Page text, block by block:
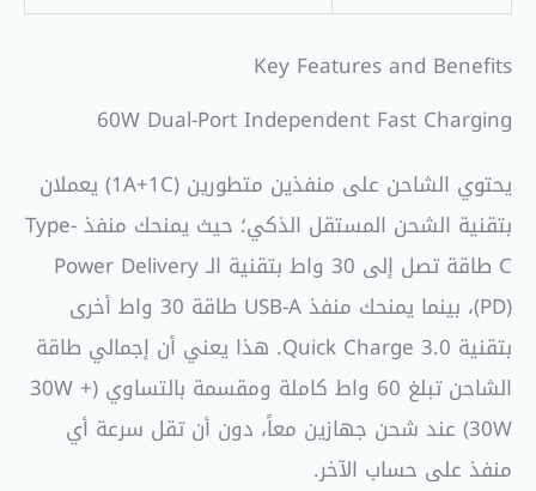
Key Features and Benefits
60W Dual-Port Independent Fast Charging
يحتوي الشاحن على منفذين متطورين (1A+1C) يعملان
بتقنية الشحن المستقل الذكي؛ حيث يمنحك منفذ Type-
C طاقة تصل إلى 30 واط بتقنية الـ Power Delivery
(PD)، بينما يمنحك منفذ USB-A طاقة 30 واط أخرى
بتقنية Quick Charge 3.0. هذا يعني أن إجمالي طاقة
الشاحن تبلغ 60 واط كاملة ومقسمة بالتساوي (30W +
30W) عند شحن جهازين معاً، دون أن تقل سرعة أي
منفذ على حساب الآخر.